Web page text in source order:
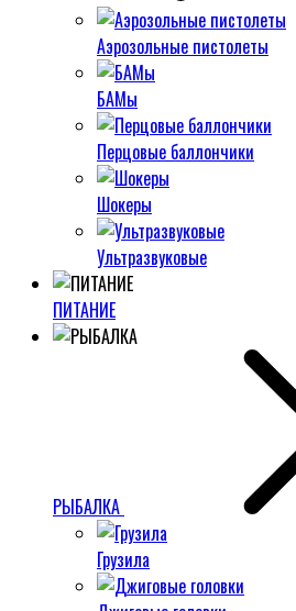
Аэрозольные пистолеты
БАМы
Перцовые баллончики
Шокеры
Ультразвуковые
ПИТАНИЕ
РЫБАЛКА
Грузила